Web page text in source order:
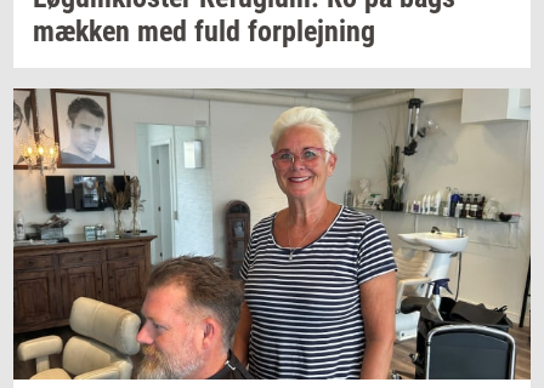
mæk­ken med fuld for­plej­ning